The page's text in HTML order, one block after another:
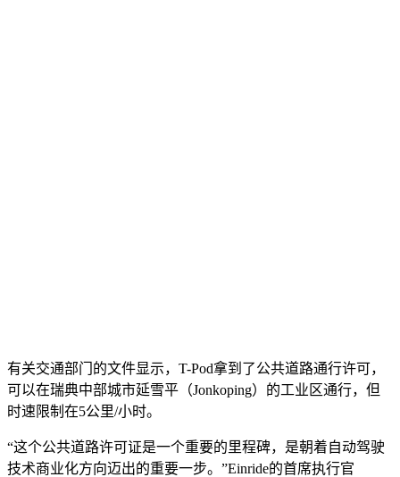
有关交通部门的文件显示，T-Pod拿到了公共道路通行许可，
可以在瑞典中部城市延雪平（Jonkoping）的工业区通行，但
时速限制在5公里/小时。
“这个公共道路许可证是一个重要的里程碑，是朝着自动驾驶
技术商业化方向迈出的重要一步。”Einride的首席执行官